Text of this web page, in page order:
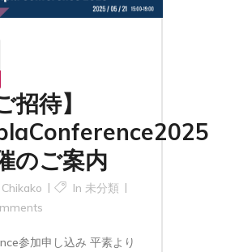
招待】
のご案内
Chikako In 未分類
参加申し込み 平素より